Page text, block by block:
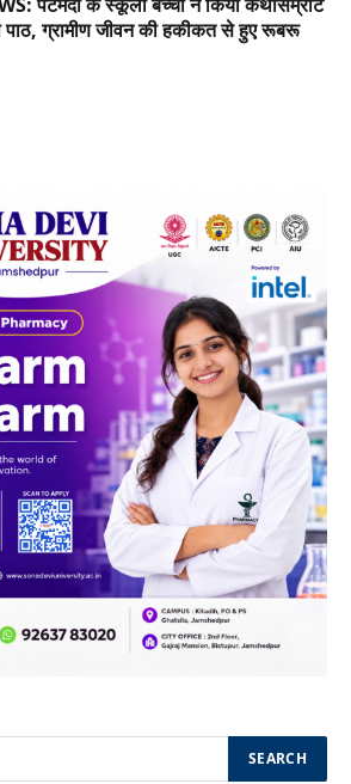
पाठ, ग्रामीण जीवन की हकीकत से हुए रूबरू